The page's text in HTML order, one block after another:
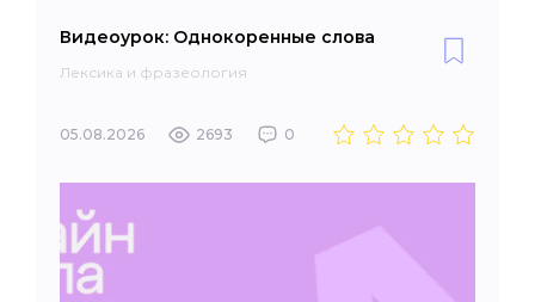
Видеоурок: Однокоренные слова
Лексика и фразеология
05.08.2026 2693 0